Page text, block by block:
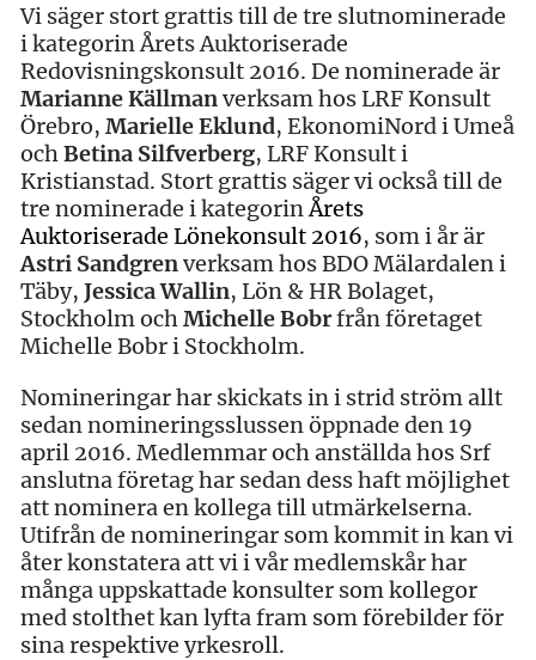
Vi säger stort grattis till de tre slutnominerade
i kategorin Årets Auktoriserade
Redovisningskonsult 2016. De nominerade är
Marianne Källmanverksam hos LRF Konsult
Örebro, Marielle Eklund, EkonomiNord i Umeå
ochBetina Silfverberg, LRF Konsult i
Kristianstad. Stort grattis säger vi också till de
tre nominerade i kategorinÅrets
Auktoriserade Lönekonsult 2016, som i år är
Astri Sandgrenverksam hos BDO Mälardalen i
Täby, Jessica Wallin, Lön & HR Bolaget,
Stockholm ochMichelle Bobrfrån företaget
Michelle Bobr i Stockholm.
Nomineringar har skickats in i strid ström allt
sedan nomineringsslussen öppnade den 19
april 2016. Medlemmar och anställda hos Srf
anslutna företag har sedan dess haft möjlighet
att nominera en kollega till utmärkelserna.
Utifrån de nomineringar som kommit in kan vi
åter konstatera att vi i vår medlemskår har
många uppskattade konsulter som kollegor
med stolthet kan lyfta fram som förebilder för
sina respektive yrkesroll.